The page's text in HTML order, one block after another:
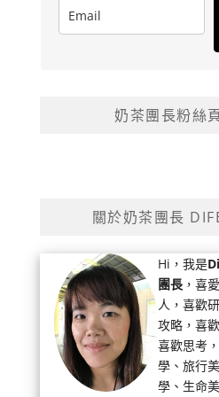
奶茶團長粉絲
關於奶茶團長
Hi，我是
團長 ，喜
人，喜歡
攻略，喜
喜歡思考
學、旅行
學、生命